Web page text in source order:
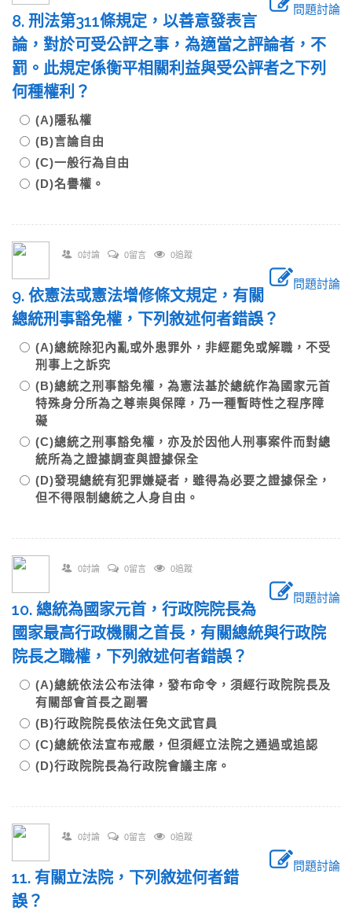
問題討論
8. 刑法第311條規定，以善意發表言
論，對於可受公評之事，為適當之評論者，不
罰。此規定係衡平相關利益與受公評者之下列
何種權利？
(A)隱私權
(B)言論自由
(C)一般行為自由
(D)名譽權。
0討論 0留言 0追蹤
問題討論
9. 依憲法或憲法增修條文規定，有關
總統刑事豁免權，下列敘述何者錯誤？
(A)總統除犯內亂或外患罪外，非經罷免或解職，不受
刑事上之訴究
(B)總統之刑事豁免權，為憲法基於總統作為國家元首
特殊身分所為之尊崇與保障，乃一種暫時性之程序障
礙
(C)總統之刑事豁免權，亦及於因他人刑事案件而對總
統所為之證據調查與證據保全
(D)發現總統有犯罪嫌疑者，雖得為必要之證據保全，
但不得限制總統之人身自由。
0討論 0留言 0追蹤
問題討論
10. 總統為國家元首，行政院院長為
國家最高行政機關之首長，有關總統與行政院
院長之職權，下列敘述何者錯誤？
(A)總統依法公布法律，發布命令，須經行政院院長及
有關部會首長之副署
(B)行政院院長依法任免文武官員
(C)總統依法宣布戒嚴，但須經立法院之通過或追認
(D)行政院院長為行政院會議主席。
0討論 0留言 0追蹤
問題討論
11. 有關立法院，下列敘述何者錯
誤？